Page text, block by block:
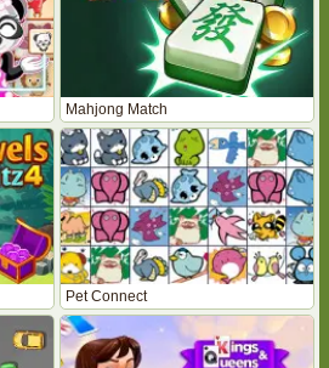
Mahjong Match
Pet Connect